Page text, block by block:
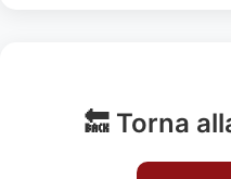
🔙 Torna